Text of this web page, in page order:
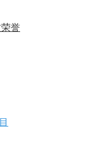
誉